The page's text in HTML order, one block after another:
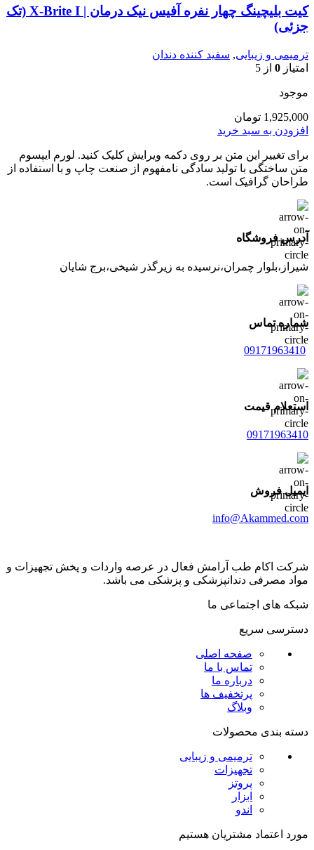
کیت بلیچینگ چهار نفره آفیس نیک درمان | X-Brite I (تک
جزئی)
ترمیمی و زیبایی, سفید کننده دندان
امتیاز 0 از 5
موجود
1,925,000 تومان
افزودن به سبد خرید
برای تغییر این متن بر روی دکمه ویرایش کلیک کنید. لورم ایپسوم
متن ساختگی با تولید سادگی نامفهوم از صنعت چاپ و با استفاده از
طراحان گرافیک است.
آدرس فروشگاه
شیراز،بلوار چمران،نرسیده به زیرگذر شیخی،برج شایان
شماره تماس
09171963410
استعلام قیمت
09171963410
ایمیل فروش
info@Akammed.com
شرکت اکام طب آرامش فعال در عرصه واردات و پخش تجھیزات و
مواد مصرفی دندانپزشکی و پزشکی می باشد.
شبکه های اجتماعی ما
دسترسی سریع
صفحه اصلی
تماس با ما
درباره ما
پرتخفیف ها
وبلاگ
دسته بندی محصولات
ترمیمی و زیبایی
تجهیزات
پروتز
ابزار
اندو
مورد اعتماد مشتریان هستیم